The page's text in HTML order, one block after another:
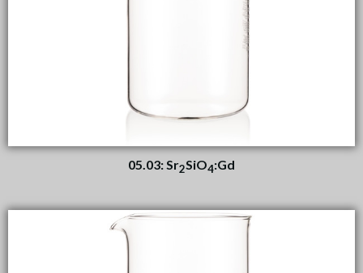
05.03: Sr2SiO4:Gd